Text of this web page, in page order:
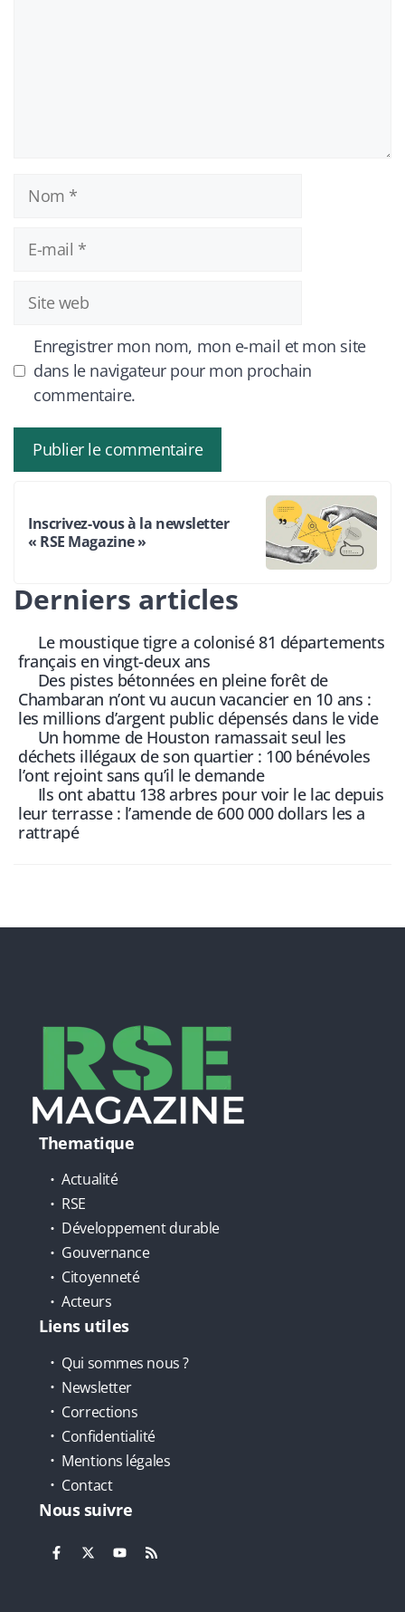
Nom
mail
Site
web
Enregistrer mon nom, mon e-mail et mon site
dans le navigateur pour mon prochain
commentaire.
Inscrivez-vous à la newsletter
« RSE Magazine »
Derniers articles
Le moustique tigre a colonisé 81 départements
français en vingt-deux ans
Des pistes bétonnées en pleine forêt de
Chambaran n’ont vu aucun vacancier en 10 ans :
les millions d’argent public dépensés dans le vide
Un homme de Houston ramassait seul les
déchets illégaux de son quartier : 100 bénévoles
l’ont rejoint sans qu’il le demande
Ils ont abattu 138 arbres pour voir le lac depuis
leur terrasse : l’amende de 600 000 dollars les a
rattrapé
Thematique
Actualité
RSE
Développement durable
Gouvernance
Citoyenneté
Acteurs
Liens utiles
Qui sommes nous ?
Newsletter
Corrections
Confidentialité
Mentions légales
Contact
Nous suivre